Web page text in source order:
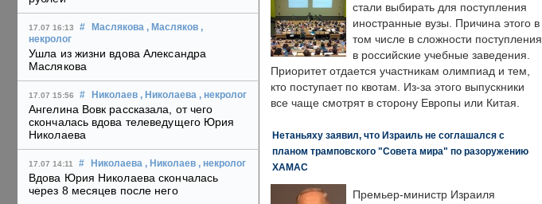
17.07 16:13 # Маслякова , Масляков ,
некролог
Ушла из жизни вдова Александра
Маслякова
17.07 15:56 # Николаев , Николаева , некролог
Ангелина Вовк рассказала, от чего
скончалась вдова телеведущего Юрия
Николаева
17.07 14:11 # Николаева , Николаев , некролог
Вдова Юрия Николаева скончалась
через 8 месяцев после него
стали выбирать для поступления
иностранные вузы. Причина этого в
том числе в сложности поступления
в российские учебные заведения.
Приоритет отдается участникам олимпиад и тем,
кто поступает по квотам. Из-за этого выпускники
все чаще смотрят в сторону Европы или Китая.
Нетаньяху заявил, что Израиль не соглашался с
планом трамповского "Совета мира" по разоружению
ХАМАС
Премьер-министр Израиля